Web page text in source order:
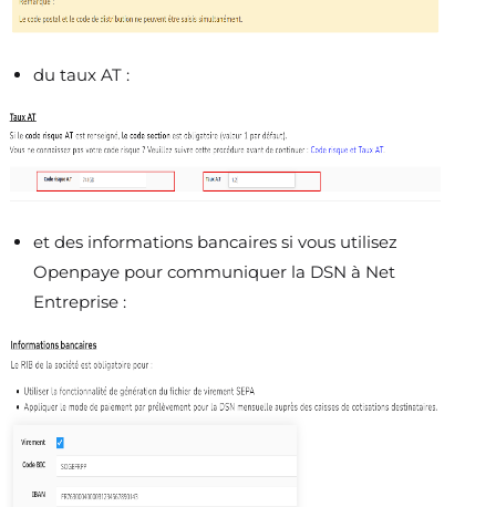
du taux AT :
et des informations bancaires si vous utilisez
Openpaye pour communiquer la DSN à Net
Entreprise :